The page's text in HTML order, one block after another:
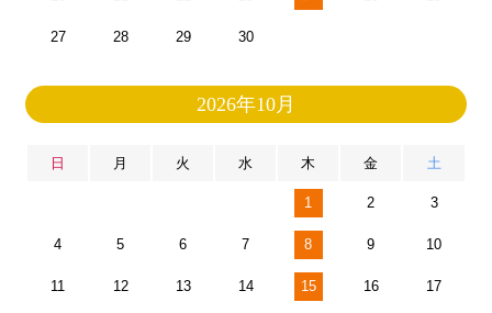
27 28 29 30
2026年10月
日 月 火 水 木 金 土
1 2 3
4 5 6 7 8 9 10
11 12 13 14 15 16 17